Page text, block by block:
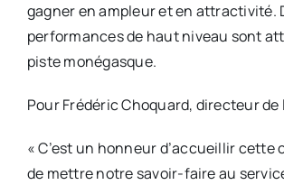
gagner en ampleur et en attractivité.
performances de haut niveau sont
piste monégasque.
Pour Frédéric Choquard, directeur de
« C’est un honneur d’accueillir
de mettre notre savoir-faire au